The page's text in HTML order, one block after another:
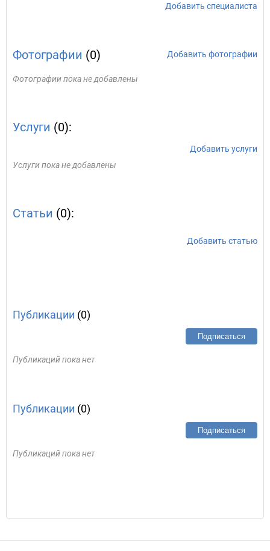
Добавить специалиста
Фотографии (0) Добавить фотографии
Фотографии пока не добавлены
Услуги (0):
Добавить услуги
Услуги пока не добавлены
Статьи (0):
Добавить статью
Публикации (0)
Подписаться
Публикаций пока нет
Публикации (0)
Подписаться
Публикаций пока нет